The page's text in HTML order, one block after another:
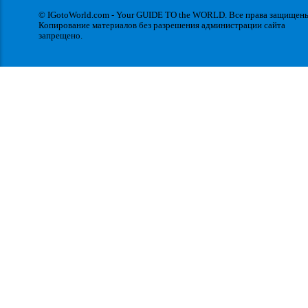
© IGotoWorld.com - Your GUIDE TO the WORLD. Все права
Копирование материалов без разрешения администрации сайта
запрещено.